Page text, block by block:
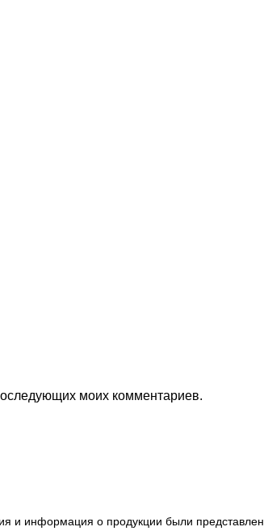
моих комментариев.
и информация о продукции были